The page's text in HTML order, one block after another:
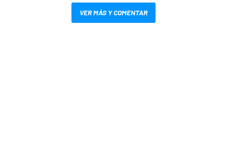
VER MÁS Y COMENTAR